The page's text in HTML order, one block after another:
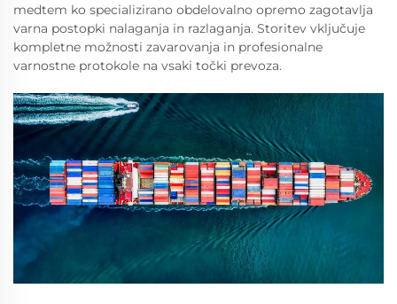
medtem ko specializirano obdelovalno opremo zagotavlja
varna postopki nalaganja in razlaganja. Storitev vključuje
kompletne možnosti zavarovanja in profesionalne
varnostne protokole na vsaki točki prevoza.